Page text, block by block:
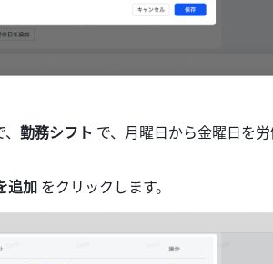
勤務シフト で、月曜日から金曜日を
追加 をクリックします。